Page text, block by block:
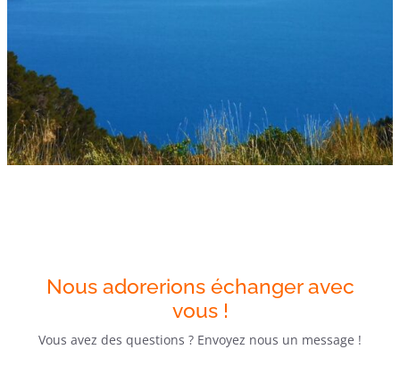
Nous adorerions échanger avec
vous !
Vous avez des questions ? Envoyez nous un message !